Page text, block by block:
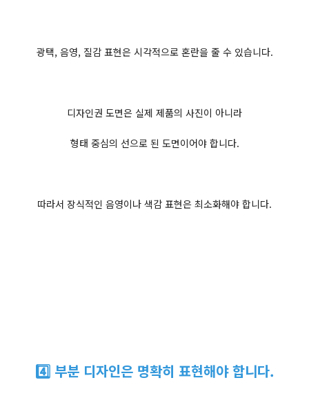
광택, 음영, 질감 표현은 시각적으로 혼란을 줄 수 있습니다.
디자인권 도면은 실제 제품의 사진이 아니라
형태 중심의 선으로 된 도면이어야 합니다.
따라서 장식적인 음영이나 색감 표현은 최소화해야 합니다.
4️⃣ 부분 디자인은 명확히 표현해야 합니다.